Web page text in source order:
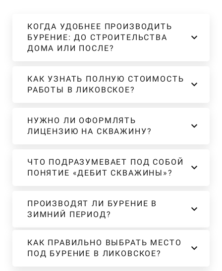
КОГДА УДОБНЕЕ ПРОИЗВОДИТЬ
БУРЕНИЕ: ДО СТРОИТЕЛЬСТВА
ДОМА ИЛИ ПОСЛЕ?
КАК УЗНАТЬ ПОЛНУЮ СТОИМОСТЬ
РАБОТЫ В ЛИКОВСКОЕ?
НУЖНО ЛИ ОФОРМЛЯТЬ
ЛИЦЕНЗИЮ НА СКВАЖИНУ?
ЧТО ПОДРАЗУМЕВАЕТ ПОД СОБОЙ
ПОНЯТИЕ «ДЕБИТ СКВАЖИНЫ»?
ПРОИЗВОДЯТ ЛИ БУРЕНИЕ В
ЗИМНИЙ ПЕРИОД?
КАК ПРАВИЛЬНО ВЫБРАТЬ МЕСТО
ПОД БУРЕНИЕ В ЛИКОВСКОЕ?